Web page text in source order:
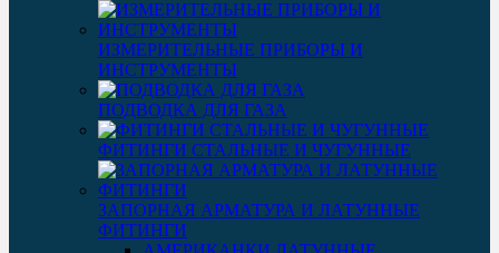
ИЗМЕРИТЕЛЬНЫЕ ПРИБОРЫ И
ИНСТРУМЕНТЫ
ПОДВОДКА ДЛЯ ГАЗА
ФИТИНГИ СТАЛЬНЫЕ И ЧУГУННЫЕ
ЗАПОРНАЯ АРМАТУРА И ЛАТУННЫЕ
ФИТИНГИ